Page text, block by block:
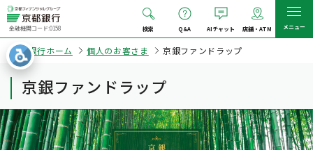
金融機関コード:0158 検索 Q&A AIチャット 店舗・ATM メニュー
京都銀行ホーム 個人のお客さま 京銀ファンドラップ
京銀ファンドラップ